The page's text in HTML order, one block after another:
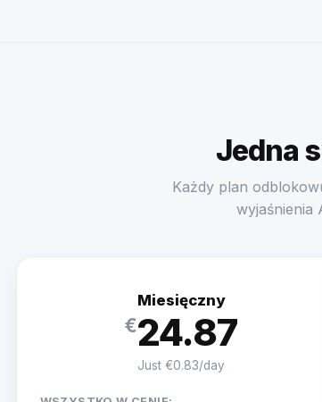
Jedna
Każdy plan
wyjaśnienia
Miesięczny
€24.87
Just €0.83/day